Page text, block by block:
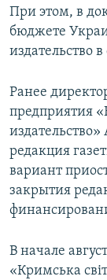
При этом, в
бюджете
издательство
Ранее
предприятия
редакция
вариант
закрытия
В начале
«Кримська